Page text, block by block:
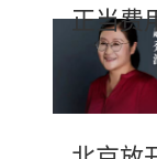
正当费